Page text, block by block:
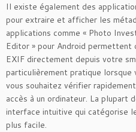
Il existe également des
pour extraire et afficher les
applications comme « Photo
Editor » pour Android
EXIF directement depuis votre
particulièrement pratique
vous souhaitez vérifier
accès à un ordinateur. La plupart
interface intuitive qui catégorise
plus facile.